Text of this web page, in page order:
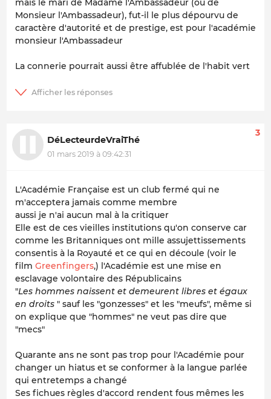
mais le mari de Madame l'Ambassadeur (ou de
Monsieur l'Ambassadeur), fut-il le plus dépourvu de
caractère d'autorité et de prestige, est pour l'académie
monsieur l'Ambassadeur
La connerie pourrait aussi être affublée de l'habit vert
DéLecteurdeVraiThé
01 mars 2019 à 09:42:31
3
L'Académie Française est un club fermé qui ne
m'acceptera jamais comme membre
aussi je n'ai aucun mal à la critiquer
Elle est de ces vieilles institutions qu'on conserve car
comme les Britanniques ont mille assujettissements
consentis à la Royauté et ce qui en découle (voir le
film Greenfingers,) l'Académie est une mise en
esclavage volontaire des Républicains
"Les hommes naissent et demeurent libres et égaux
en droits " sauf les "gonzesses" et les "meufs", même si
on explique que "hommes" ne veut pas dire que
"mecs"
Quarante ans ne sont pas trop pour l'Académie pour
changer un hiatus et se conformer à la langue parlée
qui entretemps a changé
Ses fichues règles d'accord rendent fous mêmes les